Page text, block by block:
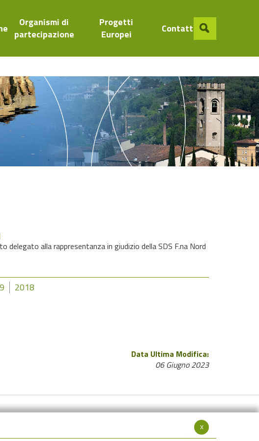
Organismi di
partecipazione
Progetti
Europei
Contatti
alla rappresentanza in giudizio della SDS F.na Nord
2018
Data Ultima Modifica:
06 Giugno 2023
Seguici su:
x